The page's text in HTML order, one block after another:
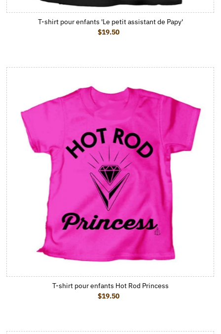
T-shirt pour enfants 'Le petit assistant de Papy'
Prix ordinaire
$19.50
T-shirt pour enfants Hot Rod Princess
Prix ordinaire
$19.50